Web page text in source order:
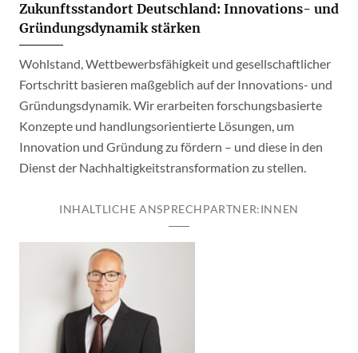
Zukunftsstandort Deutschland: Innovations- und
Gründungsdynamik stärken
Wohlstand, Wettbewerbsfähigkeit und gesellschaftlicher
Fortschritt basieren maßgeblich auf der Innovations- und
Gründungsdynamik. Wir erarbeiten forschungsbasierte
Konzepte und handlungsorientierte Lösungen, um
Innovation und Gründung zu fördern – und diese in den
Dienst der Nachhaltigkeitstransformation zu stellen.
INHALTLICHE ANSPRECHPARTNER:INNEN